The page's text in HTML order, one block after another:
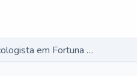
Ginecologista em Fortuna de Minas - MG